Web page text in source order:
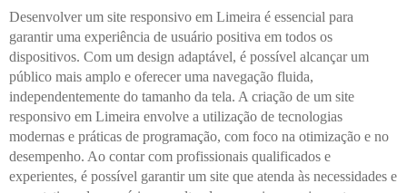
Desenvolver um site responsivo em Limeira é essencial para
garantir uma experiência de usuário positiva em todos os
dispositivos. Com um design adaptável, é possível alcançar um
público mais amplo e oferecer uma navegação fluida,
independentemente do tamanho da tela. A criação de um site
responsivo em Limeira envolve a utilização de tecnologias
modernas e práticas de programação, com foco na otimização e no
desempenho. Ao contar com profissionais qualificados e
experientes, é possível garantir um site que atenda às necessidades e